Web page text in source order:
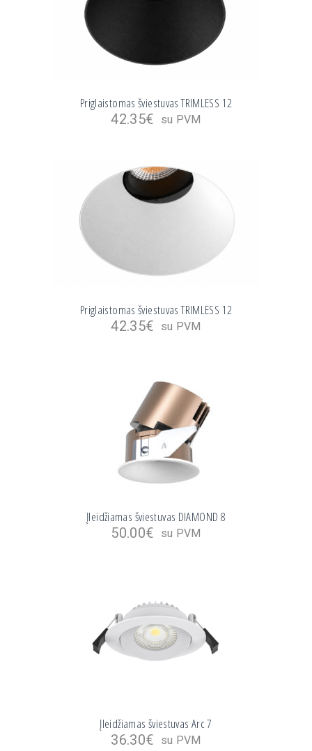
Priglaistomas šviestuvas TRIMLESS 12
42.35€ su PVM
Priglaistomas šviestuvas TRIMLESS 12
42.35€ su PVM
Įleidžiamas šviestuvas DIAMOND 8
50.00€ su PVM
Įleidžiamas šviestuvas Arc 7
36.30€ su PVM